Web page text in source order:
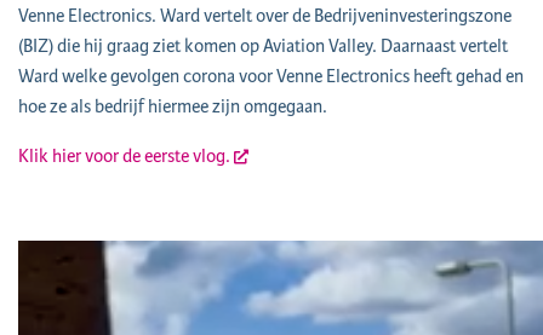
Venne Electronics. Ward vertelt over de Bedrijveninvesteringszone
(BIZ) die hij graag ziet komen op Aviation Valley. Daarnaast vertelt
Ward welke gevolgen corona voor Venne Electronics heeft gehad en
hoe ze als bedrijf hiermee zijn omgegaan.
Klik hier voor de eerste vlog.